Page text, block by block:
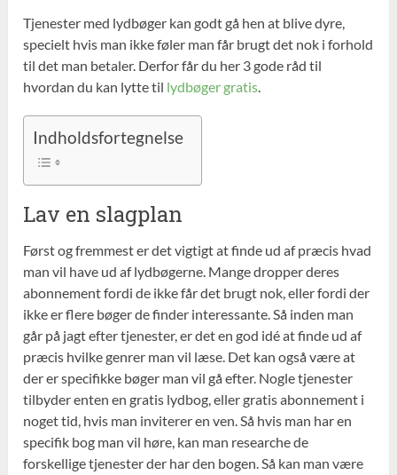
Tjenester med lydbøger kan godt gå hen at blive dyre,
specielt hvis man ikke føler man får brugt det nok i forhold
til det man betaler. Derfor får du her 3 gode råd til
hvordan du kan lytte til lydbøger gratis.
Indholdsfortegnelse
Lav en slagplan
Først og fremmest er det vigtigt at finde ud af præcis hvad
man vil have ud af lydbøgerne. Mange dropper deres
abonnement fordi de ikke får det brugt nok, eller fordi der
ikke er flere bøger de finder interessante. Så inden man
går på jagt efter tjenester, er det en god idé at finde ud af
præcis hvilke genrer man vil læse. Det kan også være at
der er specifikke bøger man vil gå efter. Nogle tjenester
tilbyder enten en gratis lydbog, eller gratis abonnement i
noget tid, hvis man inviterer en ven. Så hvis man har en
specifik bog man vil høre, kan man researche de
forskellige tjenester der har den bogen. Så kan man være